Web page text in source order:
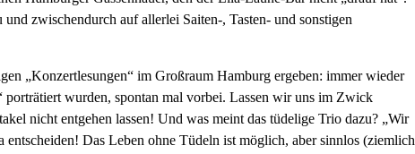
zwischendurch auf allerlei Saiten-, Tasten- und sonstigen
„Konzertlesungen“ im Großraum Hamburg ergeben: immer wieder
porträtiert wurden, spontan mal vorbei. Lassen wir uns im Zwick
nicht entgehen lassen! Und was meint das tüdelige Trio dazu? „Wir
Das Leben ohne Tüdeln ist möglich, aber sinnlos (ziemlich